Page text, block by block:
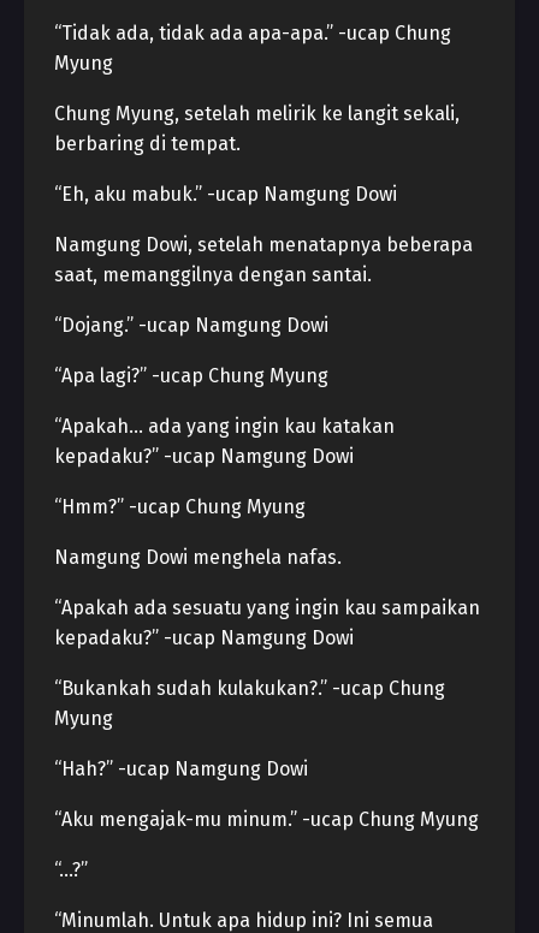
“Tidak ada, tidak ada apa-apa.” -ucap Chung
Myung
Chung Myung, setelah melirik ke langit sekali,
berbaring di tempat.
“Eh, aku mabuk.” -ucap Namgung Dowi
Namgung Dowi, setelah menatapnya beberapa
saat, memanggilnya dengan santai.
“Dojang.” -ucap Namgung Dowi
“Apa lagi?” -ucap Chung Myung
“Apakah… ada yang ingin kau katakan
kepadaku?” -ucap Namgung Dowi
“Hmm?” -ucap Chung Myung
Namgung Dowi menghela nafas.
“Apakah ada sesuatu yang ingin kau sampaikan
kepadaku?” -ucap Namgung Dowi
“Bukankah sudah kulakukan?.” -ucap Chung
Myung
“Hah?” -ucap Namgung Dowi
“Aku mengajak-mu minum.” -ucap Chung Myung
“…?”
“Minumlah. Untuk apa hidup ini? Ini semua